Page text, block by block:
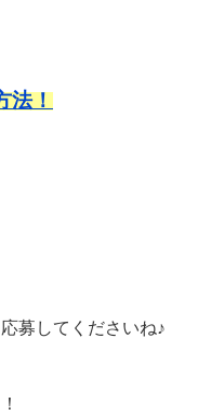
！
募してくださいね♪